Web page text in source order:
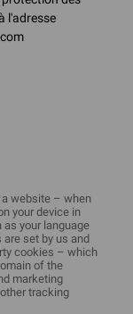
l'adresse
website – when
your device in
your language
set by us and
cookies – which
of the
marketing
tracking